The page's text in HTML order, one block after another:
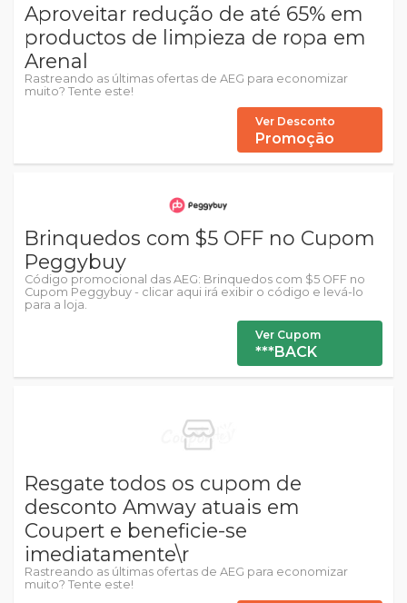
Aproveitar redução de até 65% em
productos de limpieza de ropa em
Arenal
Rastreando as últimas ofertas de AEG para economizar
muito? Tente este!
Ver Desconto
Promoção
Brinquedos com $5 OFF no Cupom
Peggybuy
Código promocional das AEG: Brinquedos com $5 OFF no
Cupom Peggybuy - clicar aqui irá exibir o código e levá-lo
para a loja.
Ver Cupom
***BACK
Resgate todos os cupom de
desconto Amway atuais em
Coupert e beneficie-se
imediatamente\r
Rastreando as últimas ofertas de AEG para economizar
muito? Tente este!